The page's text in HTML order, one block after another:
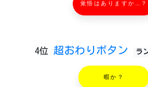
覚悟はありますか…？
4位 超おわりボタン ラ
暇か？